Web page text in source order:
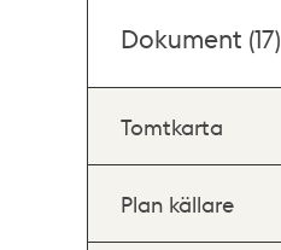
Dokument (17)
Tomtkarta
Plan källare